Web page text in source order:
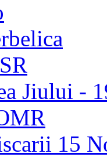
Jiului -
15